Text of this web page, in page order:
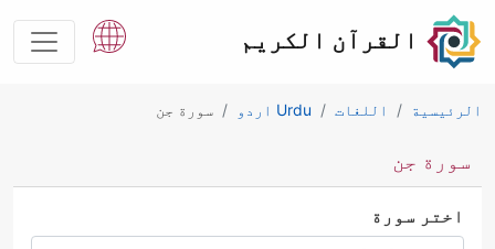
القرآن الكريم
الرئيسية اللغات Urdu اردو سورة جن
سورة جن
اختر سورة